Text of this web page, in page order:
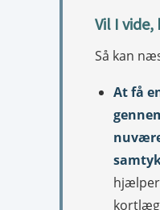
Vil I vide,
Så kan
At få